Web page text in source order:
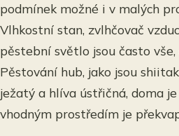
podmínek možné i v malých
Vlhkostní stan, zvlhčovač
pěstební světlo jsou často
Pěstování hub, jako jsou
ježatý a hlíva ústřičná, doma
vhodným prostředím je